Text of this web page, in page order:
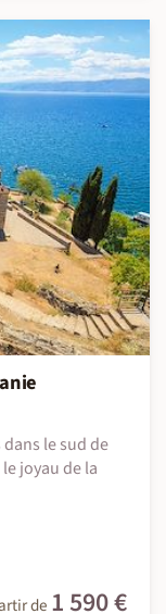
le sud de
joyau de la
de 1 590 €